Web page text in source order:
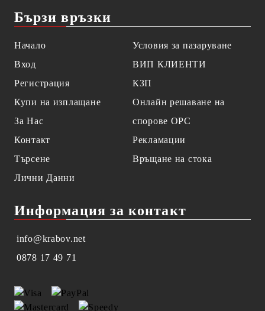
Бързи връзки
Начало
Вход
Регистрация
Купи на изплащане
За Нас
Контакт
Търсене
Лични Данни
Условия за пазаруване
ВИП КЛИЕНТИ
КЗП
Онлайн решаване на
спорове OPC
Рекламации
Връщане на стока
Информация за контакт
info@krabov.net
0878 17 49 71